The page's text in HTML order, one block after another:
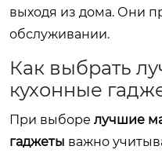
выходя из дома. Они
обслуживании.
Как выбрать
кухонные
При выборе лучшие
гаджеты важно